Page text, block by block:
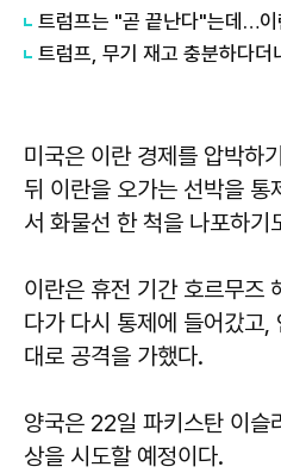
트럼프는 "곧 끝난다"는데…이
미국은 이란 경제를 압박하
뒤 이란을 오가는 선박을 통
서 화물선 한 척을 나포하기
이란은 휴전 기간 호르무즈
다가 다시 통제에 들어갔고
대로 공격을 가했다.
양국은 22일 파키스탄 이슬
상을 시도할 예정이다.